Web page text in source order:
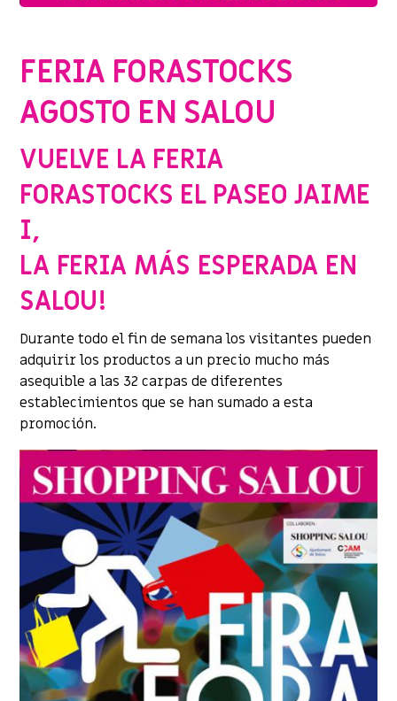
FERIA FORASTOCKS
AGOSTO EN SALOU
VUELVE LA FERIA
FORASTOCKS EL PASEO JAIME
I,
LA FERIA MÁS ESPERADA EN
SALOU!
Durante todo el fin de semana los visitantes pueden
adquirir los productos a un precio mucho más
asequible a las 32 carpas de diferentes
establecimientos que se han sumado a esta
promoción.